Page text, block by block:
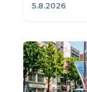
5.8.2026